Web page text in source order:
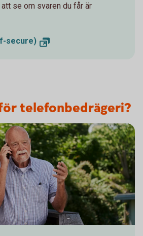
se om svaren du får är
secure)
telefonbedrägeri?